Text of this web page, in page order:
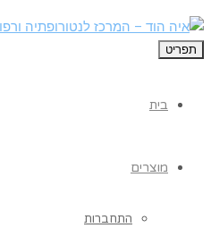
תפריט
בית
מוצרים
התחברות